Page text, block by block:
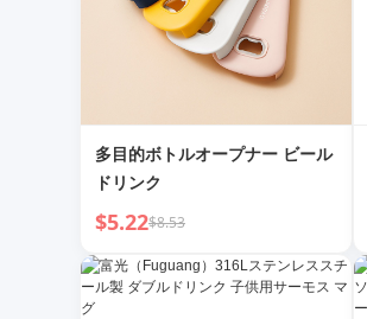
多目的ボトルオープナー ビール
ドリンク
$5.22$8.53